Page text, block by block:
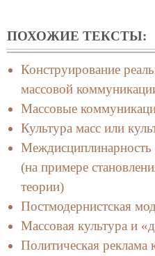
ПОХОЖИЕ ТЕКСТЫ:
Конструирование
массовой
Массовые
Культура масс или
Междисциплинарность
(на примере
теории)
Постмодернистская
Массовая культура и
Политическая